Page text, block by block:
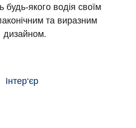
будь-якого водія своїм
та виразним
дизайном.
Інтер‘єр